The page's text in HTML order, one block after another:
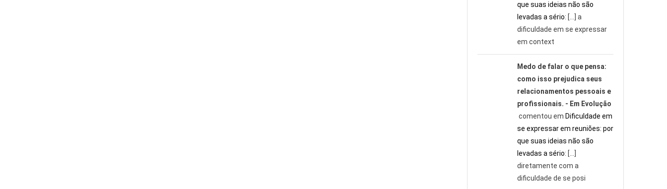
que suas ideias não são
levadas a sério: […] a
dificuldade em se expressar
em context
Medo de falar o que pensa:
como isso prejudica seus
relacionamentos pessoais e
profissionais. - Em Evolução
comentou em Dificuldade em
se expressar em reuniões: por
que suas ideias não são
levadas a sério: […]
diretamente com a
dificuldade de se posi